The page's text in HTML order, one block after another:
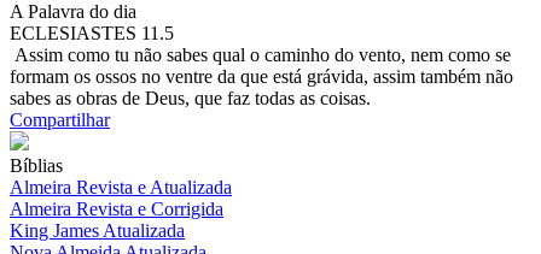
A Palavra do dia
ECLESIASTES 11.5
Assim como tu não sabes qual o caminho do vento, nem como se
formam os ossos no ventre da que está grávida, assim também não
sabes as obras de Deus, que faz todas as coisas.
Compartilhar
Bíblias
Almeira Revista e Atualizada
Almeira Revista e Corrigida
King James Atualizada